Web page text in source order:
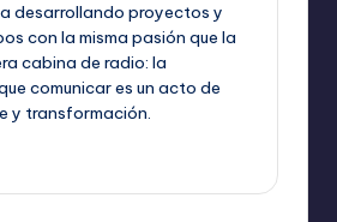
desarrollando proyectos y
con la misma pasión que la
cabina de radio: la
comunicar es un acto de
y transformación.